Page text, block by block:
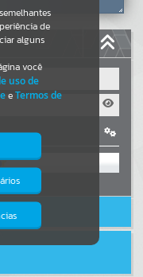
de
alguns
você
uso de
eTermos de